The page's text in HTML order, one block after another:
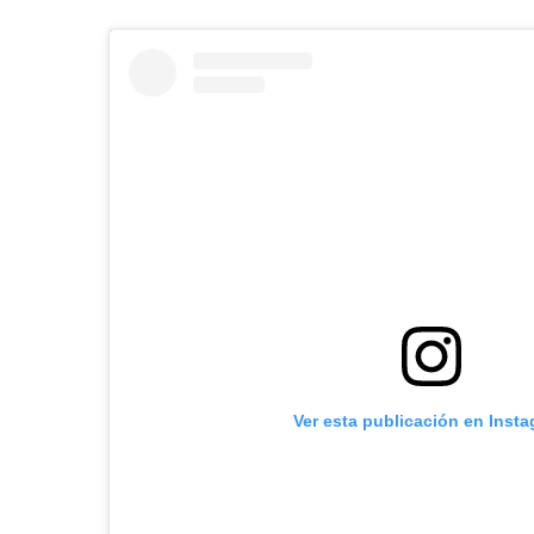
Ver esta publicación en